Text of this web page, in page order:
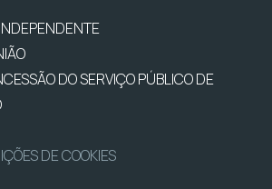
DO SERVIÇO PÚBLICO DE
DE COOKIES